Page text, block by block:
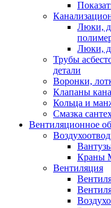
Люки,
Люки,
Трубы
детали
Воронки,
Клапаны
Кольца и
Смазка
Вентиляционное
Краны
Вентиляция